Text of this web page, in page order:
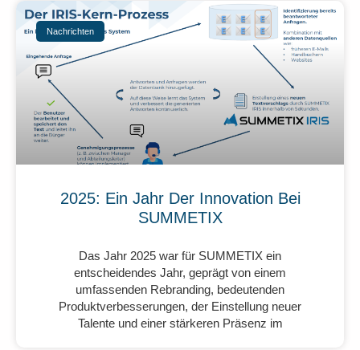
Nachrichten
2025: Ein Jahr Der Innovation Bei
SUMMETIX
Das Jahr 2025 war für SUMMETIX ein
entscheidendes Jahr, geprägt von einem
umfassenden Rebranding, bedeutenden
Produktverbesserungen, der Einstellung neuer
Talente und einer stärkeren Präsenz im